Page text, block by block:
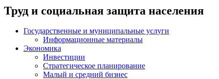
Труд и социальная защита населения
Государственные и муниципальные услуги
Информационные материалы
Экономика
Инвестиции
Стратегическое планирование
Малый и средний бизнес